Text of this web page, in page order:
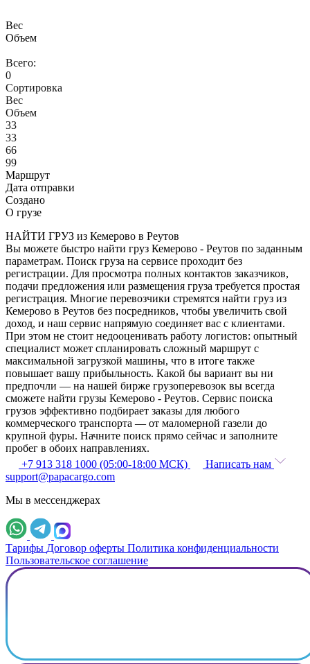
Вес
Объем
Всего:
0
Сортировка
Вес
Объем
33
33
66
99
Маршрут
Дата отправки
Создано
О грузе
НАЙТИ ГРУЗ из Кемерово в Реутов
Вы можете быстро найти груз Кемерово - Реутов по заданным
параметрам. Поиск груза на сервисе проходит без
регистрации. Для просмотра полных контактов заказчиков,
подачи предложения или размещения груза требуется простая
регистрация. Многие перевозчики стремятся найти груз из
Кемерово в Реутов без посредников, чтобы увеличить свой
доход, и наш сервис напрямую соединяет вас с клиентами.
При этом не стоит недооценивать работу логистов: опытный
специалист может спланировать сложный маршрут с
максимальной загрузкой машины, что в итоге также
повышает вашу прибыльность. Какой бы вариант вы ни
предпочли — на нашей бирже грузоперевозок вы всегда
сможете найти грузы Кемерово - Реутов. Сервис поиска
грузов эффективно подбирает заказы для любого
коммерческого транспорта — от маломерной газели до
крупной фуры. Начните поиск прямо сейчас и заполните
пробег в обоих направлениях.
+7 913 318 1000 (05:00-18:00 МСК)
Написать нам
support@papacargo.com
Мы в мессенджерах
Тарифы Договор оферты Политика конфиденциальности
Пользовательское соглашение